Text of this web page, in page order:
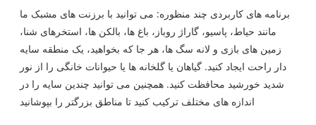
برنامه های کاربردی چند منظوره: می توانید با برزنت های مشبک ما
مانند حیاط، پاسیو، گاراژ روباز، باغ ها، بالکن ها، استخرهای شنا،
زمین های بازی و لانه سگ ها، هر جا که بخواهید، یک منطقه سایه
دار راحت ایجاد کنید. گیاهان یا گلخانه ها یا حیوانات خانگی را از نور
شدید خورشید محافظت کنید. همچنین می توانید چندین سایه را در
اندازه های مختلف ترکیب کنید تا مناطق بزرگتر را بپوشانید